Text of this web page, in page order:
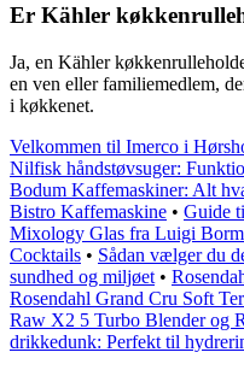
Er Kähler
Ja, en Kähler
en ven eller familiemedlem,
i køkkenet.
Velkommen til Imerco i
Nilfisk håndstøvsuger:
Bodum Kaffemaskiner: Alt
Bistro Kaffemaskine • Guide
Mixology Glas fra Luigi
Cocktails • Sådan vælger du
sundhed og miljøet •
Rosendahl Grand Cru Soft
Raw X2 5 Turbo Blender og
drikkedunk: Perfekt til